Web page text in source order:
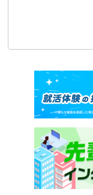
ＴＯＰＰＡＮホ
三菱重工業株式
中外製薬株式会社
東日本電信電話
株式会社みずほ
ＴＯＴＯ株式会社